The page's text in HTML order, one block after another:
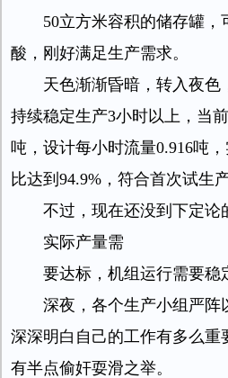
50立方米容积的储存罐，
酸，刚好满足生产需求。
天色渐渐昏暗，转入夜色
持续稳定生产3小时以上，当
吨，设计每小时流量0.916吨
比达到94.9%，符合首次试生
不过，现在还没到下定论
实际产量需
要达标，机组运行需要稳
深夜，各个生产小组严阵
深深明白自己的工作有多么重
有半点偷奸耍滑之举。